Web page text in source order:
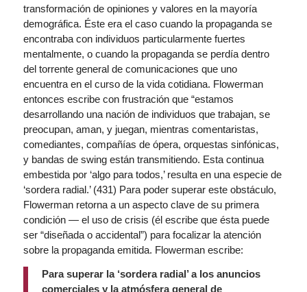
transformación de opiniones y valores en la mayoría
demográfica. Éste era el caso cuando la propaganda se
encontraba con individuos particularmente fuertes
mentalmente, o cuando la propaganda se perdía dentro
del torrente general de comunicaciones que uno
encuentra en el curso de la vida cotidiana. Flowerman
entonces escribe con frustración que “estamos
desarrollando una nación de individuos que trabajan, se
preocupan, aman, y juegan, mientras comentaristas,
comediantes, compañías de ópera, orquestas sinfónicas,
y bandas de swing están transmitiendo. Esta continua
embestida por ‘algo para todos,’ resulta en una especie de
‘sordera radial.’ (431) Para poder superar este obstáculo,
Flowerman retorna a un aspecto clave de su primera
condición — el uso de crisis (él escribe que ésta puede
ser “diseñada o accidental”) para focalizar la atención
sobre la propaganda emitida. Flowerman escribe:
Para superar la ‘sordera radial’ a los anuncios
comerciales y la atmósfera general de